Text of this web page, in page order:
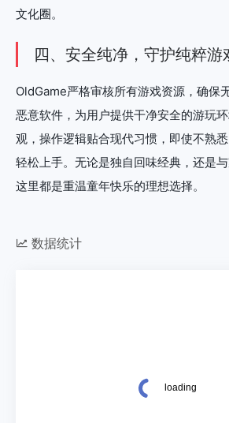
文化圈。
四、安全纯净，守护纯粹游
OldGame严格审核所有游戏资源，确保
恶意软件，为用户提供干净安全的游玩
观，操作逻辑贴合现代习惯，即使不熟
轻松上手。无论是独自回味经典，还是
这里都是重温童年快乐的理想选择。
数据统计